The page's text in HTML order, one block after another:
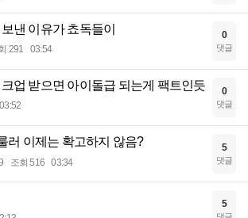
낸 이유가 쵸독들이
291 03:54
0
댓글
업 받으면 아이돌급 되는게 팩트인듯
03:52
0
댓글
러 이제는 확고하지 않음?
조회 516 03:34
5
댓글
5